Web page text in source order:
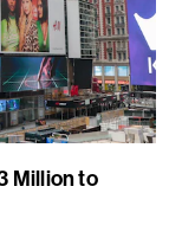
Million to